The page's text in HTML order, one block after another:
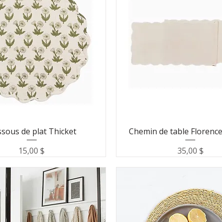
de plat Thicket
Prix
15,00 $
Chemin de table
Prix
35,00 $